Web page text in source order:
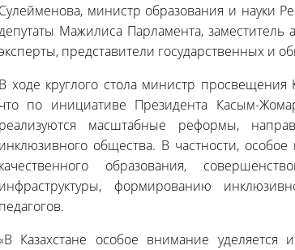
Сулейменова, министр образования и науки
Мажилиса Парламента,
представители государственных и
В ходе круглого стола министр просвещения
что по инициативе Президента Касым-
реализуются масштабные реформы,
инклюзивного общества. В частности,
качественного образования,
инфраструктуры, формированию
педагогов.
Казахстане особое внимание уделяется